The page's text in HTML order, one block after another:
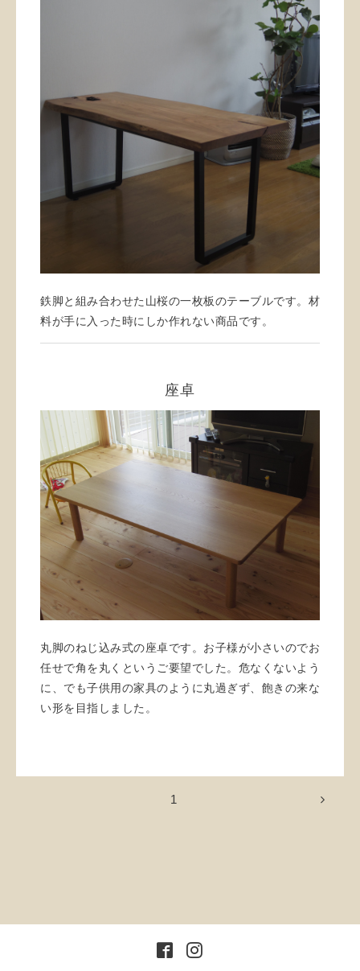
鉄脚と組み合わせた山桜の一枚板のテーブルです。材
料が手に入った時にしか作れない商品です。
座卓
丸脚のねじ込み式の座卓です。お子様が小さいのでお
任せで角を丸くというご要望でした。危なくないよう
に、でも子供用の家具のように丸過ぎず、飽きの来な
い形を目指しました。
1